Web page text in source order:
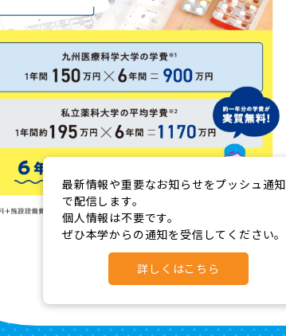
最新情報や重要なお知らせをプッシュ通知
で配信します。
個人情報は不要です。
ぜひ本学からの通知を受信してください。
詳しくはこちら